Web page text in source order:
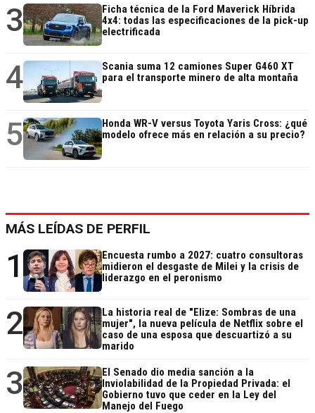
3
Ficha técnica de la Ford Maverick Híbrida
4x4: todas las especificaciones de la pick-up
electrificada
4
Scania suma 12 camiones Super G460 XT
para el transporte minero de alta montaña
5
Honda WR-V versus Toyota Yaris Cross: ¿qué
modelo ofrece más en relación a su precio?
MÁS LEÍDAS DE PERFIL
1
Encuesta rumbo a 2027: cuatro consultoras
midieron el desgaste de Milei y la crisis de
liderazgo en el peronismo
2
La historia real de "Elize: Sombras de una
mujer", la nueva película de Netflix sobre el
caso de una esposa que descuartizó a su
marido
3
El Senado dio media sanción a la
Inviolabilidad de la Propiedad Privada: el
Gobierno tuvo que ceder en la Ley del
Manejo del Fuego